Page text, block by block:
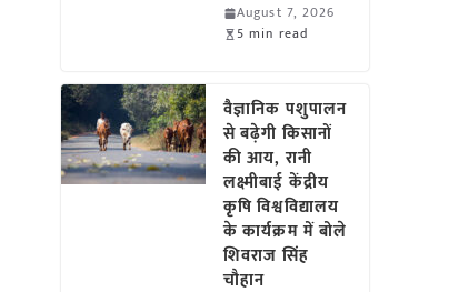
August 7, 2026
5 min read
वैज्ञानिक पशुपालन
से बढ़ेगी किसानों
की आय, रानी
लक्ष्मीबाई केंद्रीय
कृषि विश्वविद्यालय
के कार्यक्रम में बोले
शिवराज सिंह
चौहान